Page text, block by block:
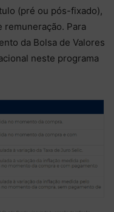
(pré ou pós-fixado),
Para
da Bolsa de Valores
neste programa